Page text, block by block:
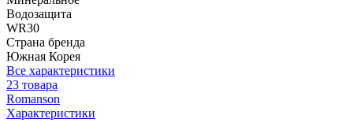
Водозащита
WR30
Страна бренда
Южная Корея
Все характеристики
23 товара
Romanson
Характеристики